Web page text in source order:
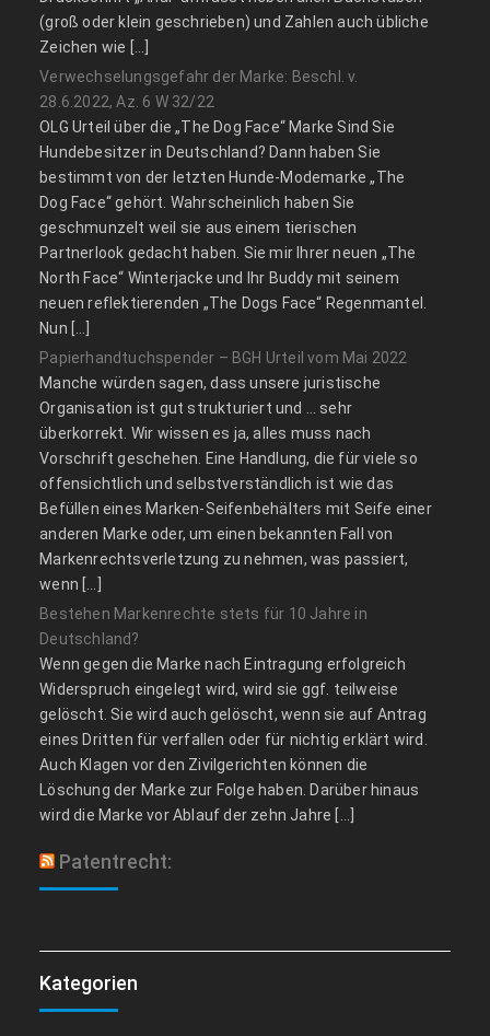
(groß oder klein geschrieben) und Zahlen auch übliche
Zeichen wie […]
Verwechselungsgefahr der Marke: Beschl. v.
28.6.2022, Az. 6 W 32/22
OLG Urteil über die „The Dog Face“ Marke Sind Sie
Hundebesitzer in Deutschland? Dann haben Sie
bestimmt von der letzten Hunde-Modemarke „The
Dog Face“ gehört. Wahrscheinlich haben Sie
geschmunzelt weil sie aus einem tierischen
Partnerlook gedacht haben. Sie mir Ihrer neuen „The
North Face“ Winterjacke und Ihr Buddy mit seinem
neuen reflektierenden „The Dogs Face“ Regenmantel.
Nun […]
Papierhandtuchspender – BGH Urteil vom Mai 2022
Manche würden sagen, dass unsere juristische
Organisation ist gut strukturiert und … sehr
überkorrekt. Wir wissen es ja, alles muss nach
Vorschrift geschehen. Eine Handlung, die für viele so
offensichtlich und selbstverständlich ist wie das
Befüllen eines Marken-Seifenbehälters mit Seife einer
anderen Marke oder, um einen bekannten Fall von
Markenrechtsverletzung zu nehmen, was passiert,
wenn […]
Bestehen Markenrechte stets für 10 Jahre in
Deutschland?
Wenn gegen die Marke nach Eintragung erfolgreich
Widerspruch eingelegt wird, wird sie ggf. teilweise
gelöscht. Sie wird auch gelöscht, wenn sie auf Antrag
eines Dritten für verfallen oder für nichtig erklärt wird.
Auch Klagen vor den Zivilgerichten können die
Löschung der Marke zur Folge haben. Darüber hinaus
wird die Marke vor Ablauf der zehn Jahre […]
Patentrecht:
Kategorien